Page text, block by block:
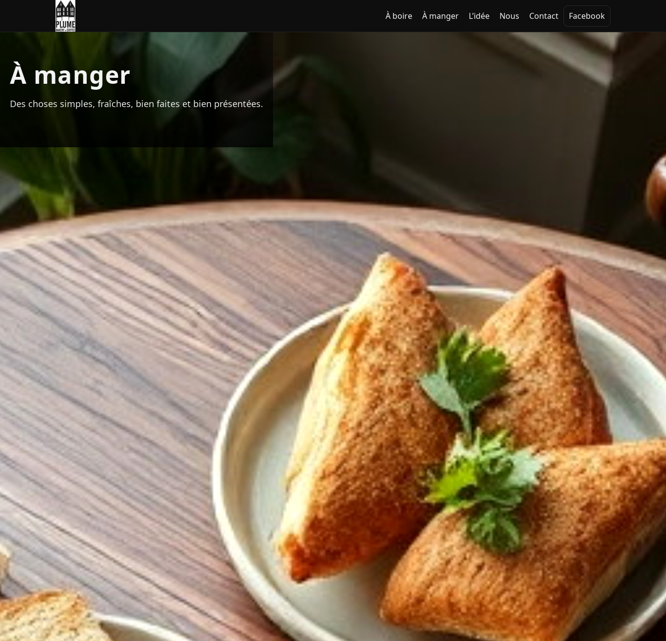
À boire À manger L’idée Nous Contact Facebook
À manger
Des choses simples, fraîches, bien faites et bien présentées.